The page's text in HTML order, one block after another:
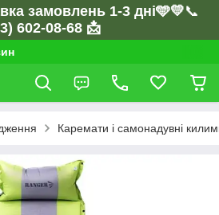
замовлень 1-3 дні🩵💛📞
602-08-68 📩
Каремати і самонадувні